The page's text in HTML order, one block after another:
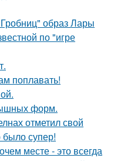
образ Лары
по "игре
поплавать!
форм.
отметил свой
было супер!
месте - это всегда